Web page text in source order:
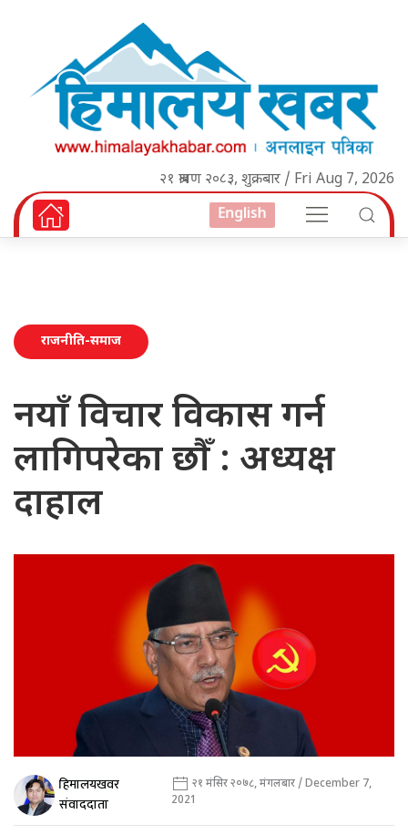
२१ श्रावण २०८३, शुक्रबार / Fri Aug 7, 2026
English
राजनीति-समाज
नयाँ विचार विकास गर्न
लागिपरेका छौँ : अध्यक्ष
दाहाल
हिमालयखवर
संवाददाता
२१ मंसिर २०७८, मंगलबार / December 7,
2021